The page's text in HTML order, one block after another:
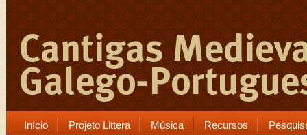
Início Projeto Littera Música Recursos